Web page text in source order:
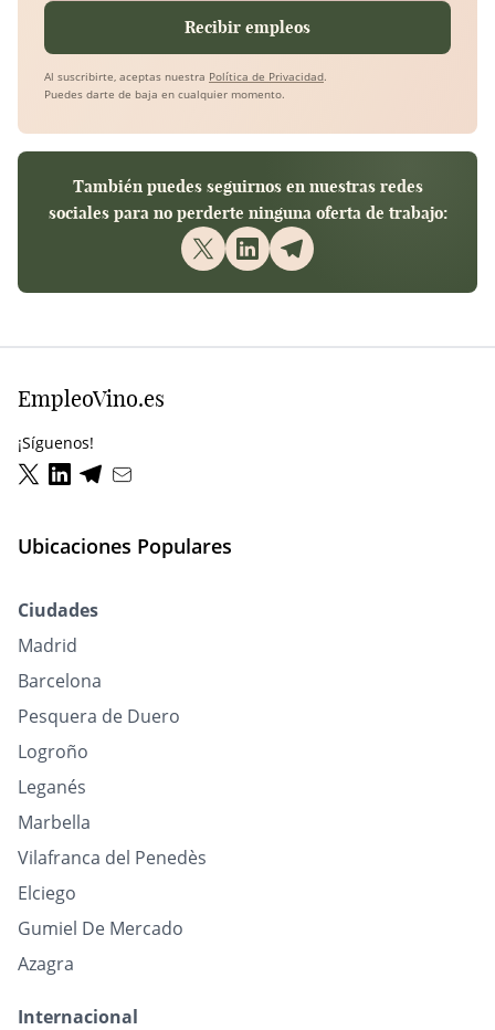
Recibir empleos
Al suscribirte, aceptas nuestra Política de Privacidad.
Puedes darte de baja en cualquier momento.
También puedes seguirnos en nuestras redes
sociales para no perderte ninguna oferta de trabajo:
EmpleoVino.es
¡Síguenos!
Ubicaciones Populares
Ciudades
Madrid
Barcelona
Pesquera de Duero
Logroño
Leganés
Marbella
Vilafranca del Penedès
Elciego
Gumiel De Mercado
Azagra
Internacional